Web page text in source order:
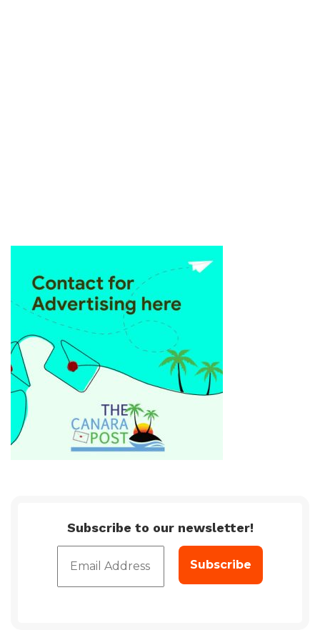
Subscribe to our newsletter!